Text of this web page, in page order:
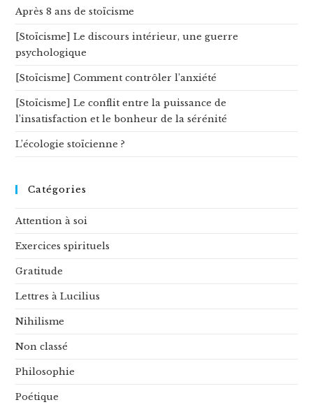
Après 8 ans de stoïcisme
[Stoïcisme] Le discours intérieur, une guerre
psychologique
[Stoïcisme] Comment contrôler l’anxiété
[Stoïcisme] Le conflit entre la puissance de
l’insatisfaction et le bonheur de la sérénité
L’écologie stoïcienne ?
Catégories
Attention à soi
Exercices spirituels
Gratitude
Lettres à Lucilius
Nihilisme
Non classé
Philosophie
Poétique